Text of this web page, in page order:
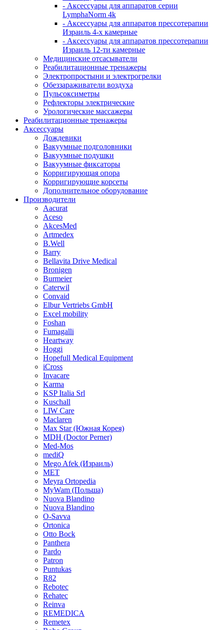
- Аксессуары для аппаратов серии
LymphaNorm 4k
- Аксессуары для аппаратов прессотерапии
Израиль 4-х камерные
- Аксессуары для аппаратов прессотерапии
Израиль 12-ти камерные
Медицинские отсасыватели
Реабилитационные тренажеры
Электропростыни и электрогрелки
Обеззараживатели воздуха
Пульсоксиметры
Рефлекторы электрические
Урологические массажеры
Реабилитационные тренажеры
Аксессуары
Дождевики
Вакуумные подголовники
Вакуумные подушки
Вакуумные фиксаторы
Корригирующая опора
Корригирующие корсеты
Дополнительное оборудование
Производители
Aacurat
Aceso
AkcesMed
Artmedex
B.Well
Barry
Bellavita Drive Medical
Bronigen
Burmeier
Caterwil
Convaid
Elbur Vertriebs GmbH
Excel mobility
Foshan
Fumagalli
Heartway
Hoggi
Hopefull Medical Equipment
iCross
Invacare
Karma
KSP Italia Srl
Kuschall
LIW Care
Maclaren
Max Star (Южная Корея)
MDH (Doctor Perner)
Med-Mos
mediQ
Mego Afek (Израиль)
MET
Meyra Ortopedia
MyWam (Польша)
Nuova Blandino
Nuova Blandino
O-Savva
Ortonica
Otto Bock
Panthera
Pardo
Patron
Puntukas
R82
Rebotec
Rehatec
Reinva
REMEDICA
Remetex